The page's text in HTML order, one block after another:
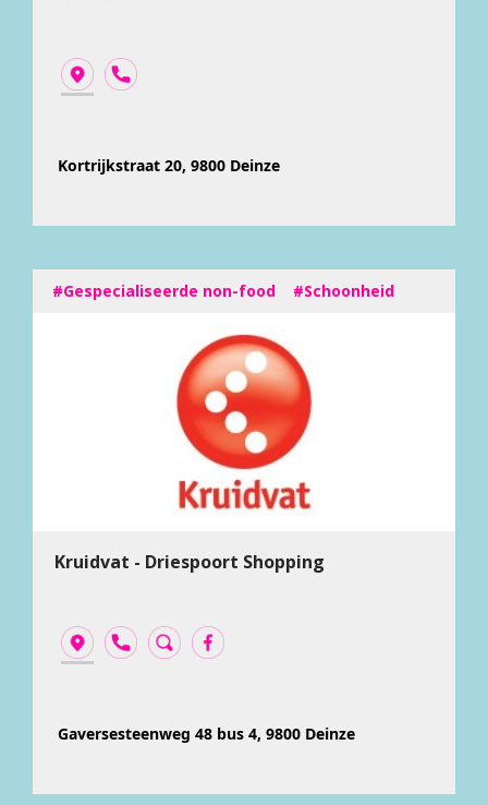
Kortrijkstraat 20, 9800 Deinze
#Gespecialiseerde non-food #Schoonheid
Kruidvat - Driespoort Shopping
Gaversesteenweg 48 bus 4, 9800 Deinze